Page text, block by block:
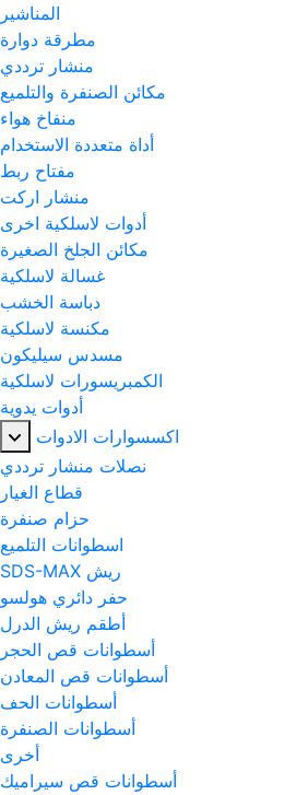
المناشير
مطرقة دوارة
منشار ترددي
مكائن الصنفرة والتلميع
منفاخ هواء
أداة متعددة الاستخدام
مفتاح ربط
منشار اركت
أدوات لاسلكية اخرى
مكائن الجلخ الصغيرة
غسالة لاسلكية
دباسة الخشب
مكنسة لاسلكية
مسدس سيليكون
الكمبريسورات لاسلكية
أدوات يدوية
اكسسوارات الادوات
نصلات منشار ترددي
قطاع الغيار
حزام صنفرة
اسطوانات التلميع
ريش SDS-MAX
حفر دائري هولسو
أطقم ريش الدرل
أسطوانات قص الحجر
أسطوانات قص المعادن
أسطوانات الحف
أسطوانات الصنفرة
أخرى
أسطوانات قص سيراميك